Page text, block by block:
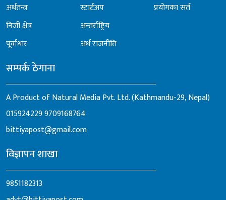
अर्थतन्त्र
निजी क्षेत्र
पूर्वाधार
स्टार्टअप
अन्तर्राष्ट्रिय
अर्थ राजनीति
प्रयोगका सर्त
सम्पर्क ठेगाना
A Product of Natural Media Pvt. Ltd. (Kathmandu-29, Nepal)
0159242299709168764
bittiyapost@gmail.com
विज्ञापन शाखा
9851182313